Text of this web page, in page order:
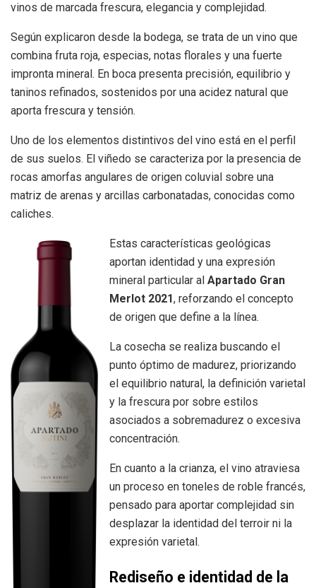
vinos de marcada frescura, elegancia y complejidad.
Según explicaron desde la bodega, se trata de un vino que
combina fruta roja, especias, notas florales y una fuerte
impronta mineral. En boca presenta precisión, equilibrio y
taninos refinados, sostenidos por una acidez natural que
aporta frescura y tensión.
Uno de los elementos distintivos del vino está en el perfil
de sus suelos. El viñedo se caracteriza por la presencia de
rocas amorfas angulares de origen coluvial sobre una
matriz de arenas y arcillas carbonatadas, conocidas como
caliches.
Estas características geológicas
aportan identidad y una expresión
mineral particular al Apartado Gran
Merlot 2021, reforzando el concepto
de origen que define a la línea.
La cosecha se realiza buscando el
punto óptimo de madurez, priorizando
el equilibrio natural, la definición varietal
y la frescura por sobre estilos
asociados a sobremadurez o excesiva
concentración.
En cuanto a la crianza, el vino atraviesa
un proceso en toneles de roble francés,
pensado para aportar complejidad sin
desplazar la identidad del terroir ni la
expresión varietal.
Rediseño e identidad de la